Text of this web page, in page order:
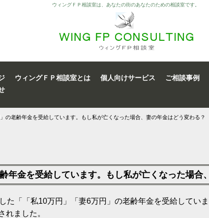
ウィングＦＰ相談室は、あなたの街のあなたのための相談室です。
ウィングＦＰ相談室とは 個人向けサービス ご相談事例
」の老齢年金を受給しています。もし私が亡くなった場合、妻の年金はどう変わる？
年金を受給しています。もし私が亡くなった場合
た「「私10万円」「妻6万円」の老齢年金を受給してい
れました。